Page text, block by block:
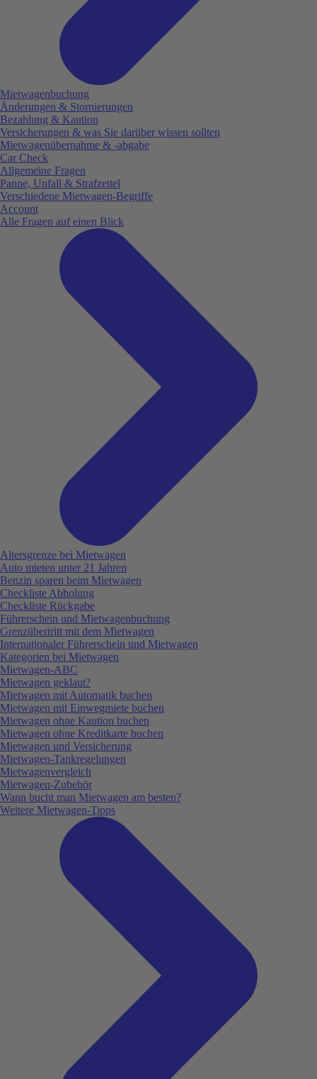
Mietwagenbuchung
Änderungen & Stornierungen
Bezahlung & Kaution
Versicherungen & was Sie darüber wissen sollten
Mietwagenübernahme & -abgabe
Car Check
Allgemeine Fragen
Panne, Unfall & Strafzettel
Verschiedene Mietwagen-Begriffe
Account
Alle Fragen auf einen Blick
Altersgrenze bei Mietwagen
Auto mieten unter 21 Jahren
Benzin sparen beim Mietwagen
Checkliste Abholung
Checkliste Rückgabe
Führerschein und Mietwagenbuchung
Grenzübertritt mit dem Mietwagen
Internationaler Führerschein und Mietwagen
Kategorien bei Mietwagen
Mietwagen-ABC
Mietwagen geklaut?
Mietwagen mit Automatik buchen
Mietwagen mit Einwegmiete buchen
Mietwagen ohne Kaution buchen
Mietwagen ohne Kreditkarte buchen
Mietwagen und Versicherung
Mietwagen-Tankregelungen
Mietwagenvergleich
Mietwagen-Zubehör
Wann bucht man Mietwagen am besten?
Weitere Mietwagen-Tipps